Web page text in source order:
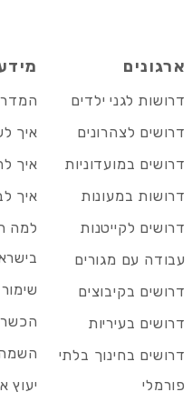
ארגונים
דרושות לגני ילדים
דרושים לצהרונים
דרושים במועדוניות
דרושות במעונות
דרושים לקייטנות
עבודה עם מגורים
דרושים בקיבוצים
דרושים בעיריות
דרושים בחינוך בלתי
פורמלי
איך
איך
איך
למה
השמה
יעוץ